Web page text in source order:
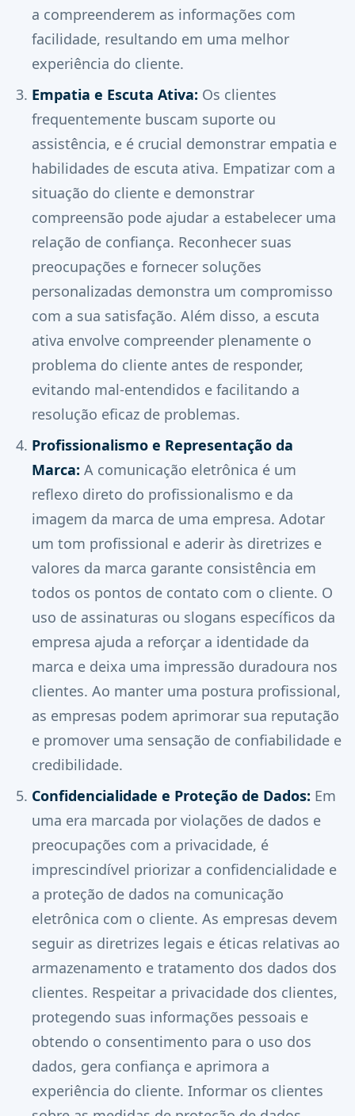
a compreenderem as informações com
facilidade, resultando em uma melhor
experiência do cliente.
Empatia e Escuta Ativa: Os clientes
frequentemente buscam suporte ou
assistência, e é crucial demonstrar empatia e
habilidades de escuta ativa. Empatizar com a
situação do cliente e demonstrar
compreensão pode ajudar a estabelecer uma
relação de confiança. Reconhecer suas
preocupações e fornecer soluções
personalizadas demonstra um compromisso
com a sua satisfação. Além disso, a escuta
ativa envolve compreender plenamente o
problema do cliente antes de responder,
evitando mal-entendidos e facilitando a
resolução eficaz de problemas.
Profissionalismo e Representação da
Marca: A comunicação eletrônica é um
reflexo direto do profissionalismo e da
imagem da marca de uma empresa. Adotar
um tom profissional e aderir às diretrizes e
valores da marca garante consistência em
todos os pontos de contato com o cliente. O
uso de assinaturas ou slogans específicos da
empresa ajuda a reforçar a identidade da
marca e deixa uma impressão duradoura nos
clientes. Ao manter uma postura profissional,
as empresas podem aprimorar sua reputação
e promover uma sensação de confiabilidade e
credibilidade.
Confidencialidade e Proteção de Dados: Em
uma era marcada por violações de dados e
preocupações com a privacidade, é
imprescindível priorizar a confidencialidade e
a proteção de dados na comunicação
eletrônica com o cliente. As empresas devem
seguir as diretrizes legais e éticas relativas ao
armazenamento e tratamento dos dados dos
clientes. Respeitar a privacidade dos clientes,
protegendo suas informações pessoais e
obtendo o consentimento para o uso dos
dados, gera confiança e aprimora a
experiência do cliente. Informar os clientes